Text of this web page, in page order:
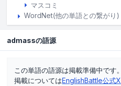
マスコミ
WordNet(他の単語との繋がり)
admassの語源
この単語の語源は掲載準備中です。
掲載についてはEnglishBattle公式X